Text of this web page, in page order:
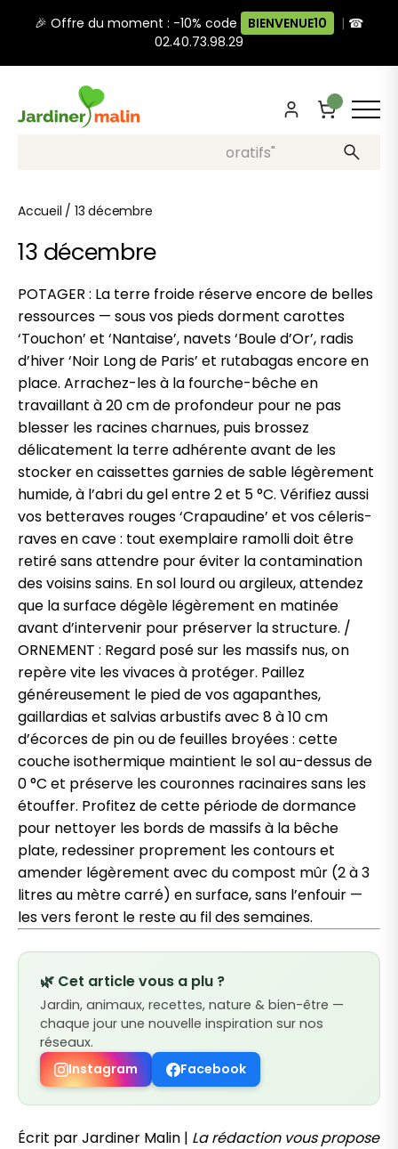
🎉 Offre du moment : -10% code BIENVENUE10 | ☎
02.40.73.98.29
Recherche, ex: "pots décoratifs"
Accueil / 13 décembre
13 décembre
POTAGER : La terre froide réserve encore de belles
ressources — sous vos pieds dorment carottes
‘Touchon’ et ‘Nantaise’, navets ‘Boule d’Or’, radis
d’hiver ‘Noir Long de Paris’ et rutabagas encore en
place. Arrachez-les à la fourche-bêche en
travaillant à 20 cm de profondeur pour ne pas
blesser les racines charnues, puis brossez
délicatement la terre adhérente avant de les
stocker en caissettes garnies de sable légèrement
humide, à l’abri du gel entre 2 et 5 °C. Vérifiez aussi
vos betteraves rouges ‘Crapaudine’ et vos céleris-
raves en cave : tout exemplaire ramolli doit être
retiré sans attendre pour éviter la contamination
des voisins sains. En sol lourd ou argileux, attendez
que la surface dégèle légèrement en matinée
avant d’intervenir pour préserver la structure. /
ORNEMENT : Regard posé sur les massifs nus, on
repère vite les vivaces à protéger. Paillez
généreusement le pied de vos agapanthes,
gaillardias et salvias arbustifs avec 8 à 10 cm
d’écorces de pin ou de feuilles broyées : cette
couche isothermique maintient le sol au-dessus de
0 °C et préserve les couronnes racinaires sans les
étouffer. Profitez de cette période de dormance
pour nettoyer les bords de massifs à la bêche
plate, redessiner proprement les contours et
amender légèrement avec du compost mûr (2 à 3
litres au mètre carré) en surface, sans l’enfouir —
les vers feront le reste au fil des semaines.
🌿 Cet article vous a plu ?
Jardin, animaux, recettes, nature & bien-être —
chaque jour une nouvelle inspiration sur nos
réseaux.
Instagram
Facebook
Écrit par Jardiner Malin | La rédaction vous propose